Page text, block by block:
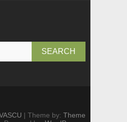
| Theme by: Theme